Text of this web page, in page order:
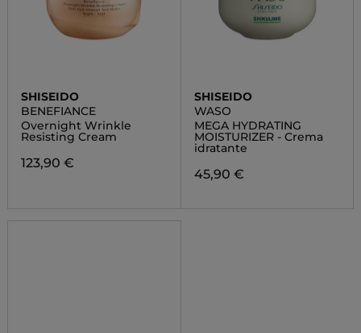
SHISEIDO
BENEFIANCE
Overnight Wrinkle
Resisting Cream
123,90 €
SHISEIDO
WASO
MEGA HYDRATING
MOISTURIZER - Crema
idratante
45,90 €